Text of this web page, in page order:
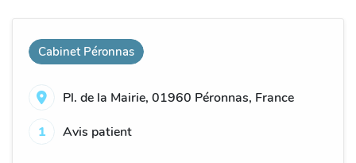
Cabinet Péronnas
Pl. de la Mairie, 01960 Péronnas, France
1
Avis patient